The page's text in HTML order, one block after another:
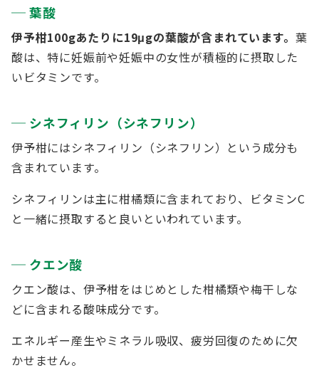
葉酸
伊予柑100gあたりに19μgの葉酸が含まれています。 葉
酸は、特に妊娠前や妊娠中の女性が積極的に摂取した
いビタミンです。
シネフィリン（シネフリン）
伊予柑にはシネフィリン（シネフリン）という成分も
含まれています。
シネフィリンは主に柑橘類に含まれており、ビタミンC
と一緒に摂取すると良いといわれています。
クエン酸
クエン酸は、伊予柑をはじめとした柑橘類や梅干しな
どに含まれる酸味成分です。
エネルギー産生やミネラル吸収、疲労回復のために欠
かせません。